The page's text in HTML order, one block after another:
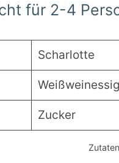
für 2-4
Scharlotte
Weißweinessig
Zucker